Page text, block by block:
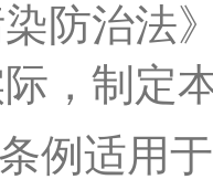
防治法
，制定
例适用